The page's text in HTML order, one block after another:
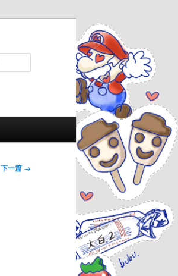
下一篇 →